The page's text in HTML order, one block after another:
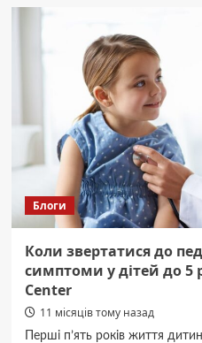
постраждали
липні
ракетного
обстрілу,
міська
влада
надасть
допомогу
тисяч
гривень
Блоги
Коли звертатися до
симптоми у дітей до 5
Center
11 місяців тому назад
Перші п’ять років життя